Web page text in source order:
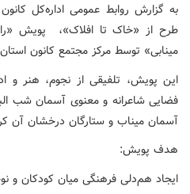
به گزارش روابط عمومی اداره‌کل
طرح از «خاک تا افلاک»، پویش
مینابی» توسط مرکز مجتمع کانون استان
این پویش، تلفیقی از نجوم، هنر و
فضایی شاعرانه و معنوی آسمان شب
آسمان میناب و ستارگان درخشان آن
هدف پویش:
ایجاد هم‌دلی فرهنگی میان کودکان و